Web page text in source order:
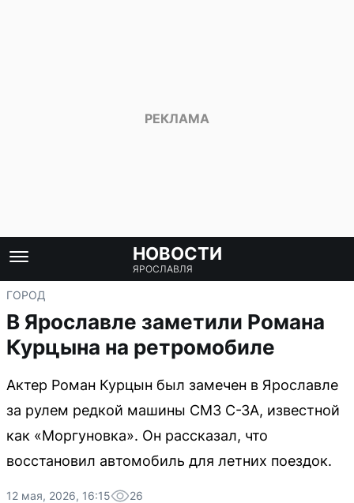
НОВОСТИ
ЯРОСЛАВЛЯ
ГОРОД
В Ярославле заметили Романа
Курцына на ретромобиле
Актер Роман Курцын был замечен в Ярославле
за рулем редкой машины СМЗ С-ЗА, известной
как «Моргуновка». Он рассказал, что
восстановил автомобиль для летних поездок.
12 мая, 2026, 16:15 26